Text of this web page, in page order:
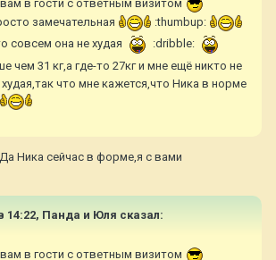
в гости с ответным визитом
замечательная
:thumbup:
совсем она не худая
:dribble:
чем 31 кг,а где-то 27кг и мне ещё никто не
что мне кажется,что Ника в норме
Ника сейчас в форме,я с вами
14:22, Панда и Юля сказал:
в гости с ответным визитом